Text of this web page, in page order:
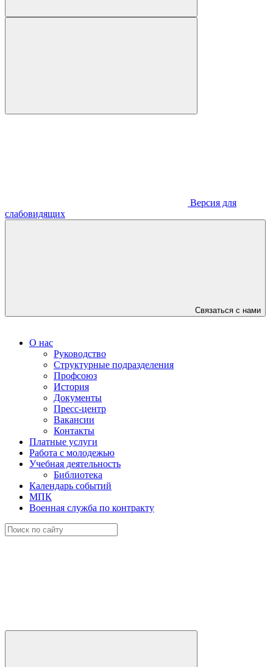
Версия для
слабовидящих
Связаться с нами
О нас
Руководство
Структурные подразделения
Профсоюз
История
Документы
Пресс-центр
Вакансии
Контакты
Платные услуги
Работа с молодежью
Учебная деятельность
Библиотека
Календарь событий
МПК
Военная служба по контракту